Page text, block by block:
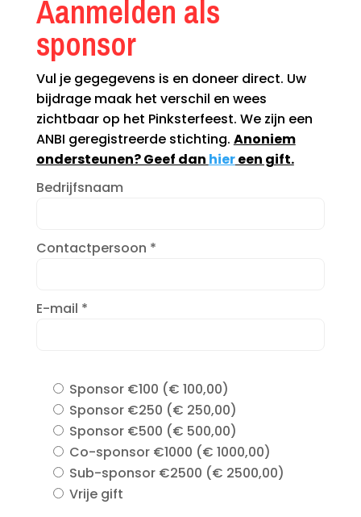
Aanmelden als
sponsor
Vul je gegegevens is en doneer direct. Uw
bijdrage maak het verschil en wees
zichtbaar op het Pinksterfeest. We zijn een
ANBI geregistreerde stichting. Anoniem
ondersteunen? Geef dan hiereen gift.
Bedrijfsnaam
Contactpersoon *
E-mail *
Sponsor €100 (€ 100,00)
Sponsor €250 (€ 250,00)
Sponsor €500 (€ 500,00)
Co-sponsor €1000 (€ 1000,00)
Sub-sponsor €2500 (€ 2500,00)
Vrije gift